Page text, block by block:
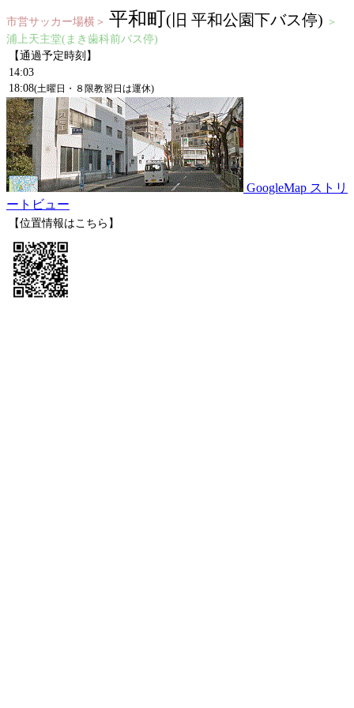
市営サッカー場横＞ 平和町(旧 平和公園下バス停) ＞
浦上天主堂(まき歯科前バス停)
【通過予定時刻】
14:03
18:08(土曜日・８限教習日は運休)
GoogleMap ストリ
ートビュー
【位置情報はこちら】